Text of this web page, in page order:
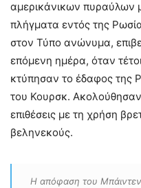
αμερικάνικων πυραύλων
πλήγματα εντός της
στον Τύπο ανώνυμα,
επόμενη ημέρα, όταν
κτύπησαν το έδαφος της
του Κουρσκ.
επιθέσεις με τη χρήση
βεληνεκούς.
Η απόφαση του Μπάιντεν